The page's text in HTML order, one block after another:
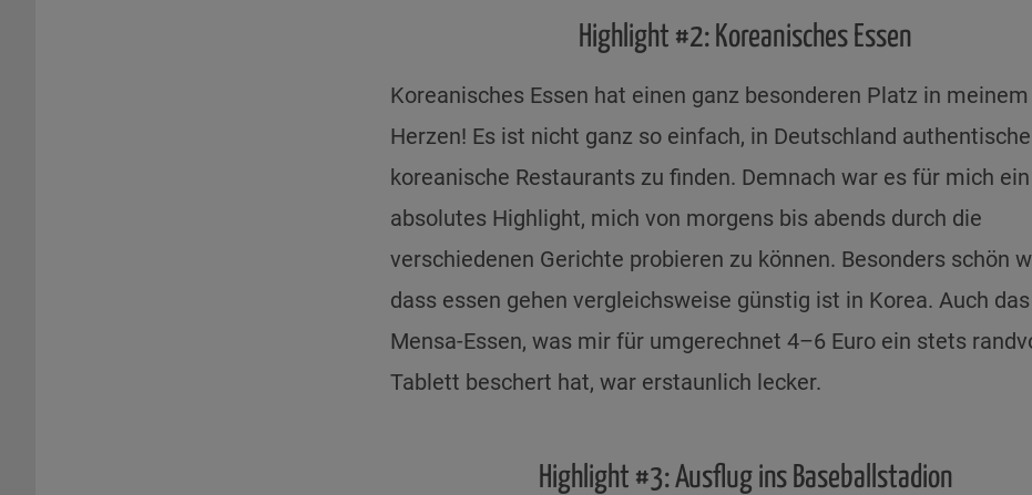
Highlight #2: Koreanisches Essen
Koreanisches Essen hat einen ganz besonderen Platz in meinem
Herzen! Es ist nicht ganz so einfach, in Deutschland authentische
koreanische Restaurants zu finden. Demnach war es für mich ein
absolutes Highlight, mich von morgens bis abends durch die
verschiedenen Gerichte probieren zu können. Besonders schön
dass essen gehen vergleichsweise günstig ist in Korea. Auch das
Mensa-Essen, was mir für umgerechnet 4–6 Euro ein stets
Tablett beschert hat, war erstaunlich lecker.
Highlight #3: Ausflug ins Baseballstadion